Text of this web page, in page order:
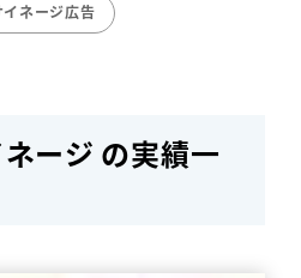
イネージ広告
ージ の実績一